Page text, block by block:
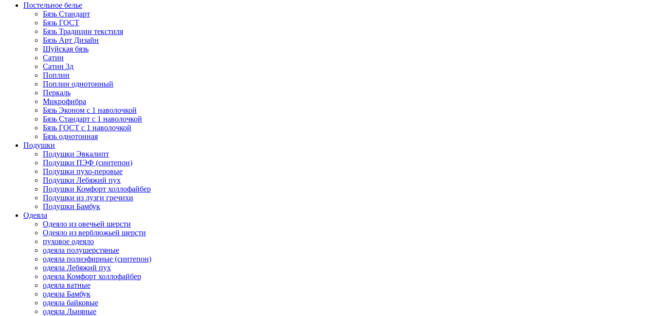
Постельное белье
Бязь Стандарт
Бязь ГОСТ
Бязь Традиции текстиля
Бязь Арт Дизайн
Шуйская бязь
Сатин
Сатин 3д
Поплин
Поплин однотонный
Перкаль
Микрофибра
Бязь Эконом с 1 наволочкой
Бязь Стандарт с 1 наволочкой
Бязь ГОСТ с 1 наволочкой
Бязь однотонная
Подушки
Подушки Эвкалипт
Подушки ПЭФ (синтепон)
Подушки пухо-перовые
Подушки Лебяжий пух
Подушки Комфорт холлофайбер
Подушки из лузги гречихи
Подушки Бамбук
Одеяла
Одеяло из овечьей шерсти
Одеяло из верблюжьей шерсти
пуховое одеяло
одеяла полушерстяные
одеяла полиэфирные (синтепон)
одеяла Лебяжий пух
одеяла Комфорт холлофайбер
одеяла ватные
одеяла Бамбук
одеяла байковые
одеяла Льняные